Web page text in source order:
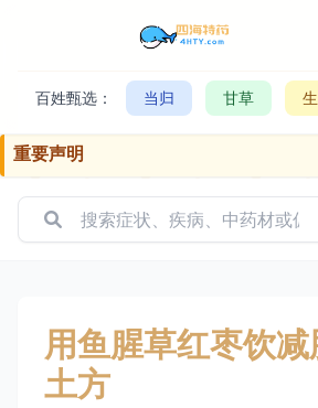
百姓甄选： 当归 甘草
重要声明
用鱼腥草红枣饮
土方